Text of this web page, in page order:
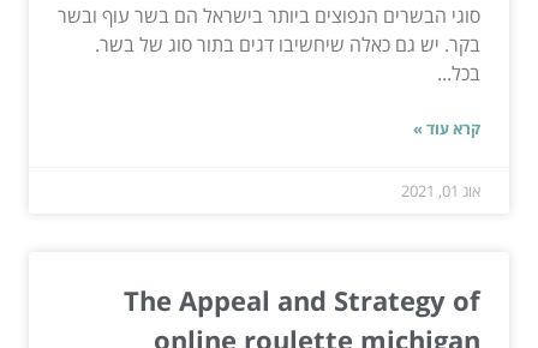
סוגי הבשרים הנפוצים ביותר בישראל הם בשר עוף ובשר
בקר. יש גם כאלה שיחשיבו דגים בתור סוג של בשר.
בכל...
קרא עוד »
אוג 01, 2021
The Appeal and Strategy of
online roulette michigan